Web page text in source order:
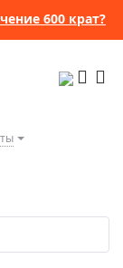
600 крат?